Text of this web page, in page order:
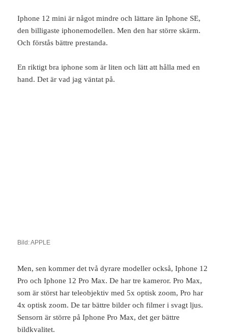
Iphone 12 mini är något mindre och lättare än Iphone SE,
den billigaste iphonemodellen. Men den har större skärm.
Och förstås bättre prestanda.
En riktigt bra iphone som är liten och lätt att hålla med en
hand. Det är vad jag väntat på.
Bild: APPLE
Men, sen kommer det två dyrare modeller också, Iphone 12
Pro och Iphone 12 Pro Max. De har tre kameror. Pro Max,
som är störst har teleobjektiv med 5x optisk zoom, Pro har
4x optisk zoom. De tar bättre bilder och filmer i svagt ljus.
Sensorn är större på Iphone Pro Max, det ger bättre
bildkvalitet.